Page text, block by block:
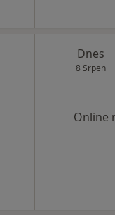
Dnes
8 Srpen
Online